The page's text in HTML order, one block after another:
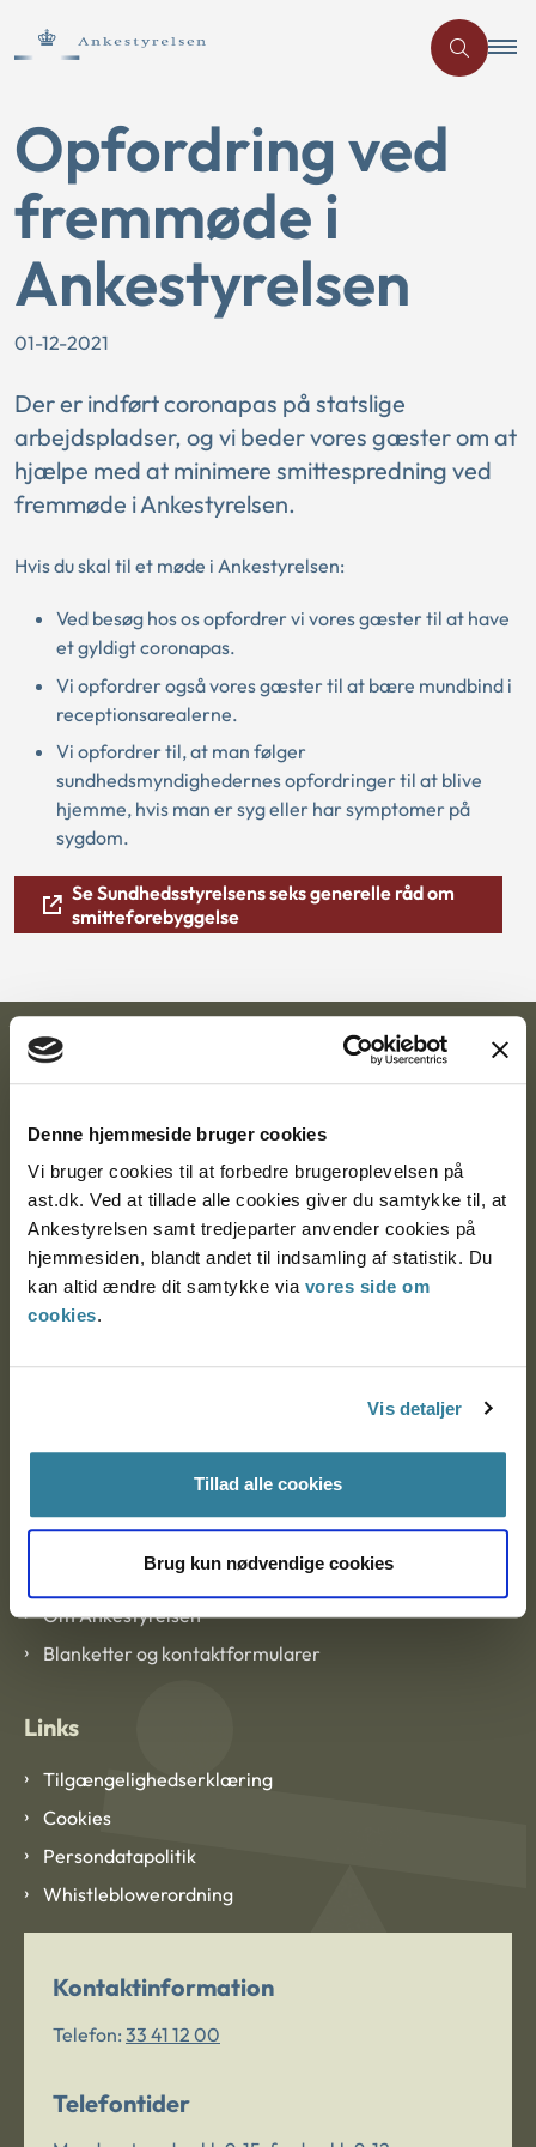
Denne hjemmeside bruger cookies
Vi bruger cookies til at forbedre brugeroplevelsen på
ast.dk. Ved at tillade alle cookies giver du samtykke til, at
Ankestyrelsen samt tredjeparter anvender cookies på
hjemmesiden, blandt andet til indsamling af statistik. Du
kan altid ændre dit samtykke via vores side om
cookies.
Vis detaljer
Tillad alle cookies
Brug kun nødvendige cookies
Opfordring ved
fremmøde i
Ankestyrelsen
01-12-2021
Der er indført coronapas på statslige
arbejdspladser, og vi beder vores gæster om at
hjælpe med at minimere smittespredning ved
fremmøde i Ankestyrelsen.
Hvis du skal til et møde i Ankestyrelsen:
Ved besøg hos os opfordrer vi vores gæster til at have
et gyldigt coronapas.
Vi opfordrer også vores gæster til at bære mundbind i
receptionsarealerne.
Vi opfordrer til, at man følger
sundhedsmyndighedernes opfordringer til at blive
hjemme, hvis man er syg eller har symptomer på
sygdom.
Se Sundhedsstyrelsens seks generelle råd om
smitteforebyggelse
Ankestyrelsen
9000 Aalborg
Ankestyrelsen Aalborg
Om Ankestyrelsen
Om Ankestyrelsen
Blanketter og kontaktformularer
Links
Tilgængelighedserklæring
Cookies
Persondatapolitik
Whistleblowerordning
Kontaktinformation
Telefon: 33 41 12 00
Telefontider